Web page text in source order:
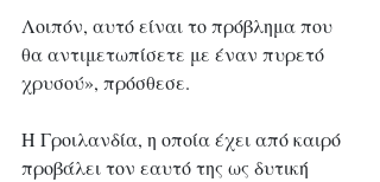
Λοιπόν, αυτό είναι το πρόβλημα που
θα αντιμετωπίσετε με έναν πυρετό
χρυσού», πρόσθεσε.
Η Γροιλανδία, η οποία έχει από καιρό
προβάλει τον εαυτό της ως δυτική